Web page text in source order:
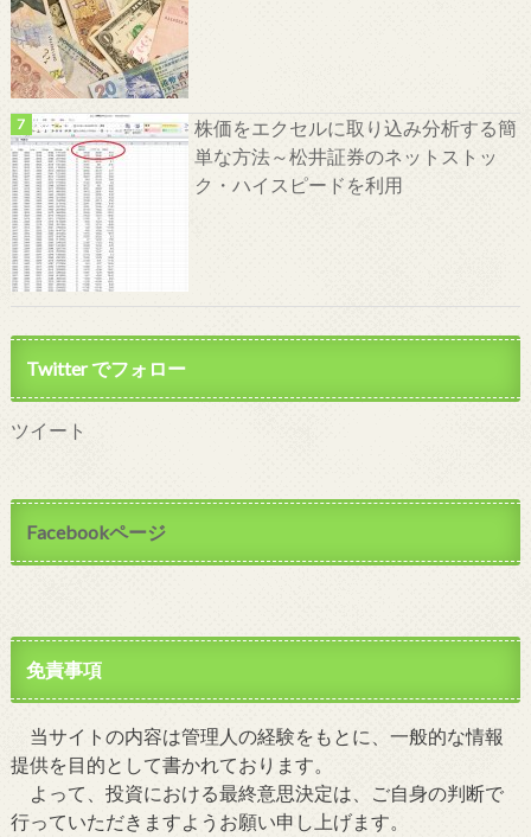
株価をエクセルに取り込み分析する簡
単な方法～松井証券のネットストッ
ク・ハイスピードを利用
Twitter でフォロー
ツイート
Facebookページ
免責事項
当サイトの内容は管理人の経験をもとに、一般的な情報
提供を目的として書かれております。
よって、投資における最終意思決定は、ご自身の判断で
行っていただきますようお願い申し上げます。